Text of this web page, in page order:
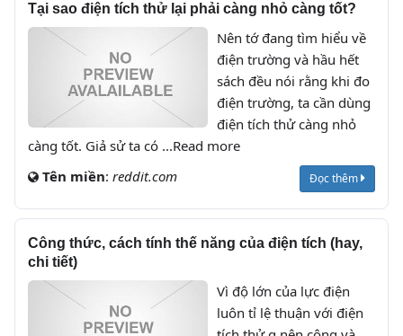
Tại sao điện tích thử lại phải càng nhỏ càng tốt?
Nên tớ đang tìm hiểu về
điện trường và hầu hết
sách đều nói rằng khi đo
điện trường, ta cần dùng
điện tích thử càng nhỏ
càng tốt. Giả sử ta có ...Read more
Tên miền: reddit.com Đọc thêm
Công thức, cách tính thế năng của điện tích (hay,
chi tiết)
Vì độ lớn của lực điện
luôn tỉ lệ thuận với điện